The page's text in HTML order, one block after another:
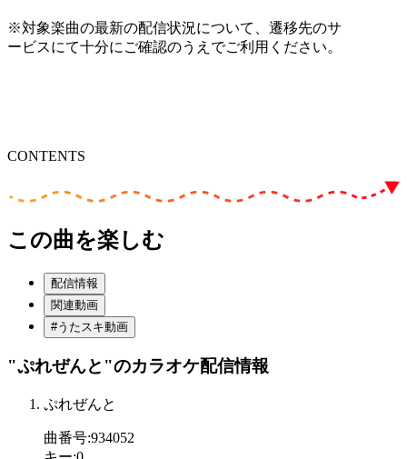
※対象楽曲の最新の配信状況について、遷移先のサ
ービスにて十分にご確認のうえでご利用ください。
CONTENTS
この曲を楽しむ
配信情報
関連動画
#うたスキ動画
"ぷれぜんと"のカラオケ配信情報
ぷれぜんと
曲番号:934052